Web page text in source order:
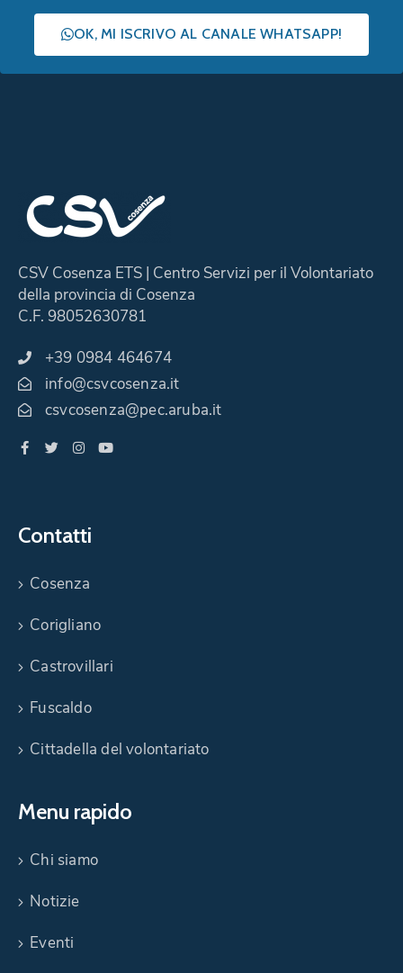
OK, MI ISCRIVO AL CANALE WHATSAPP!
CSV Cosenza ETS | Centro Servizi per il Volontariato
della provincia di Cosenza
C.F. 98052630781
+39 0984 464674
info@csvcosenza.it
csvcosenza@pec.aruba.it
Contatti
Cosenza
Corigliano
Castrovillari
Fuscaldo
Cittadella del volontariato
Menu rapido
Chi siamo
Notizie
Eventi